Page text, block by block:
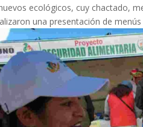
ecológicos, cuy chactado,
una presentación de